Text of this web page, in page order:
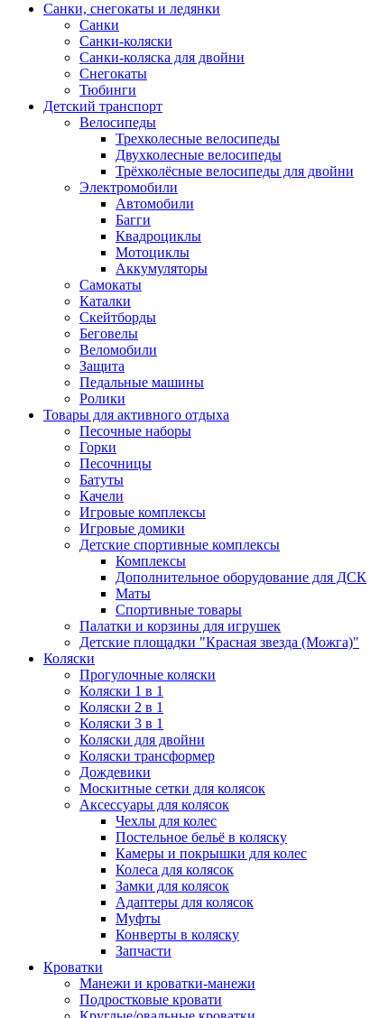
Санки, снегокаты и ледянки
Санки
Санки-коляски
Санки-коляска для двойни
Снегокаты
Тюбинги
Детский транспорт
Велосипеды
Трехколесные велосипеды
Двухколесные велосипеды
Трёхколёсные велосипеды для двойни
Электромобили
Автомобили
Багги
Квадроциклы
Мотоциклы
Аккумуляторы
Самокаты
Каталки
Скейтборды
Беговелы
Веломобили
Защита
Педальные машины
Ролики
Товары для активного отдыха
Песочные наборы
Горки
Песочницы
Батуты
Качели
Игровые комплексы
Игровые домики
Детские спортивные комплексы
Комплексы
Дополнительное оборудование для ДСК
Маты
Спортивные товары
Палатки и корзины для игрушек
Детские площадки "Красная звезда (Можга)"
Коляски
Прогулочные коляски
Коляски 1 в 1
Коляски 2 в 1
Коляски 3 в 1
Коляски для двойни
Коляски трансформер
Дождевики
Москитные сетки для колясок
Аксессуары для колясок
Чехлы для колес
Постельное бельё в коляску
Камеры и покрышки для колес
Колеса для колясок
Замки для колясок
Адаптеры для колясок
Муфты
Конверты в коляску
Запчасти
Кроватки
Манежи и кроватки-манежи
Подростковые кровати